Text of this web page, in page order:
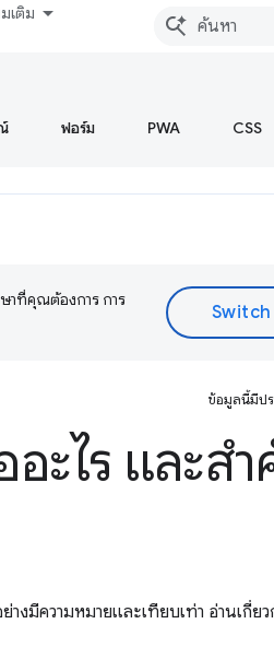
เติม
ฟอร์ม PWA CSS
าที่คุณต้องการ การ
ข้อมูลนี้มีป
ะไร และส
งมีความหมายและเทียบเท่า อ่านเกี่ย